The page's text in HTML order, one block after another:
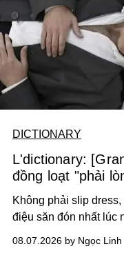
DICTIONARY
L'dictionary:
đồng loạt "phải
Không phải slip
điệu săn đón nhất lúc
08.07.2026 by Ngọc Linh